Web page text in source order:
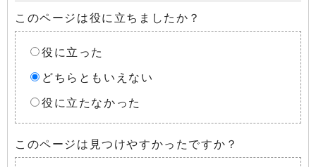
このページは役に立ちましたか？
役に立った
どちらともいえない
役に立たなかった
このページは見つけやすかったですか？